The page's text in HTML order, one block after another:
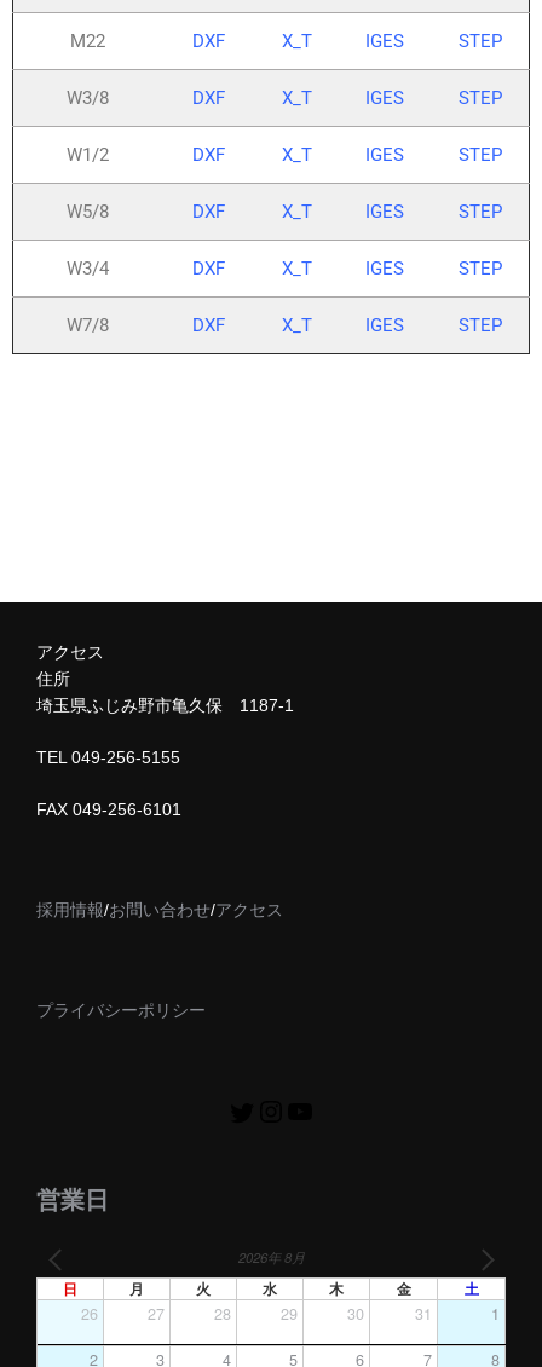
M22 DXF X_T IGES STEP
W3/8 DXF X_T IGES STEP
W1/2 DXF X_T IGES STEP
W5/8 DXF X_T IGES STEP
W3/4 DXF X_T IGES STEP
W7/8 DXF X_T IGES STEP
アクセス
住所
埼玉県ふじみ野市亀久保 1187-1
TEL 049-256-5155
FAX 049-256-6101
採用情報/お問い合わせ/アクセス
プライバシーポリシー
営業日
2026年 8月
日 月 火 水 木 金 土
26 27 28 29 30 31 1
2 3 4 5 6 7 8